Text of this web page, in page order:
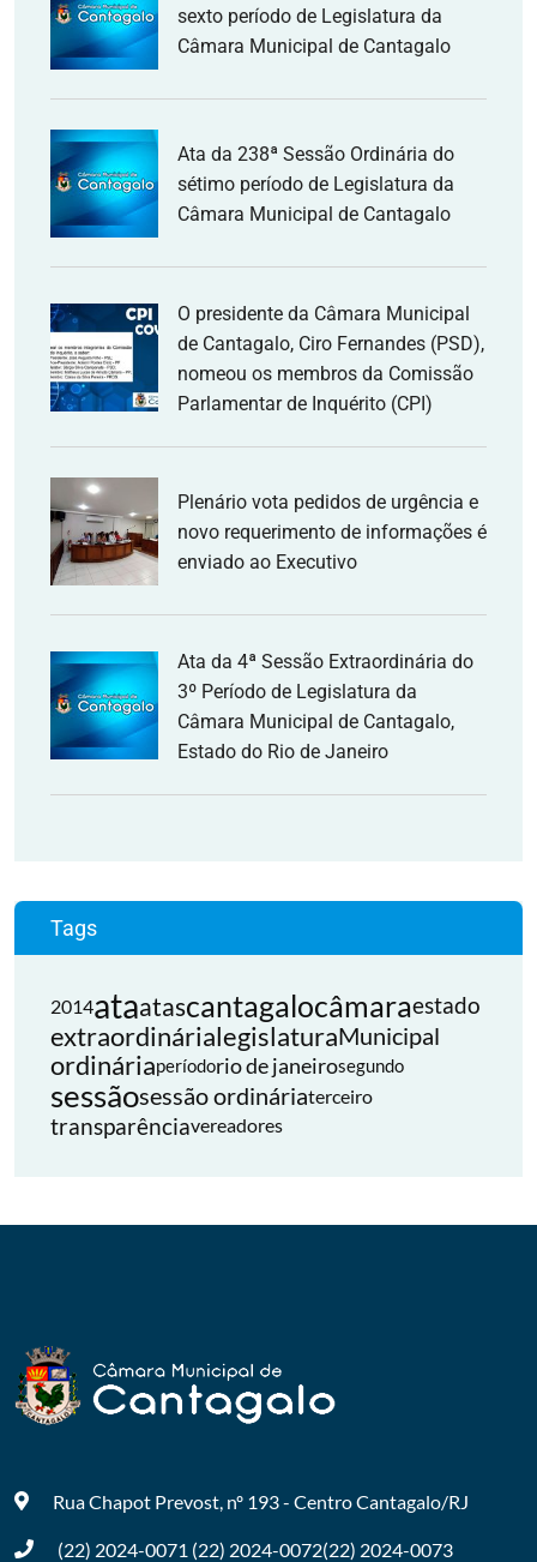
sexto período de Legislatura da
Câmara Municipal de Cantagalo
Ata da 238ª Sessão Ordinária do
sétimo período de Legislatura da
Câmara Municipal de Cantagalo
O presidente da Câmara Municipal
de Cantagalo, Ciro Fernandes (PSD),
nomeou os membros da Comissão
Parlamentar de Inquérito (CPI)
Plenário vota pedidos de urgência e
novo requerimento de informações é
enviado ao Executivo
Ata da 4ª Sessão Extraordinária do
3º Período de Legislatura da
Câmara Municipal de Cantagalo,
Estado do Rio de Janeiro
Tags
2014ataatascantagalocâmaraestado
extraordinárialegislaturaMunicipal
ordináriaperíodorio de janeirosegundo
sessãosessão ordináriaterceiro
transparênciavereadores
Rua Chapot Prevost, nº 193 - CentroCantagalo/RJ
(22) 2024-0071 (22) 2024-0072(22) 2024-0073